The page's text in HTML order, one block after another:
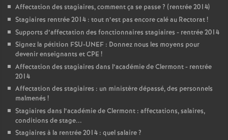
Affectation des stagiaires, comment ça se passe? (rentrée 2014)
Stagiaires rentrée 2014 : tout n’est pas encore calé au Rectorat!
Supports d’affectation des fonctionnaires stagiaires - rentrée 2014
Signez la pétition FSU-UNEF : Donnez nous les moyens pour
devenir enseignants et CPE !
Affectation des stagiaires dans l’académie de Clermont - rentrée
2014
Affectation des stagiaires : un ministère dépassé, des personnels
malmenés !
Stagiaires dans l’académie de Clermont : affectations, salaires,
conditions de stage...
Stagiaires à la rentrée 2014 : quel salaire?